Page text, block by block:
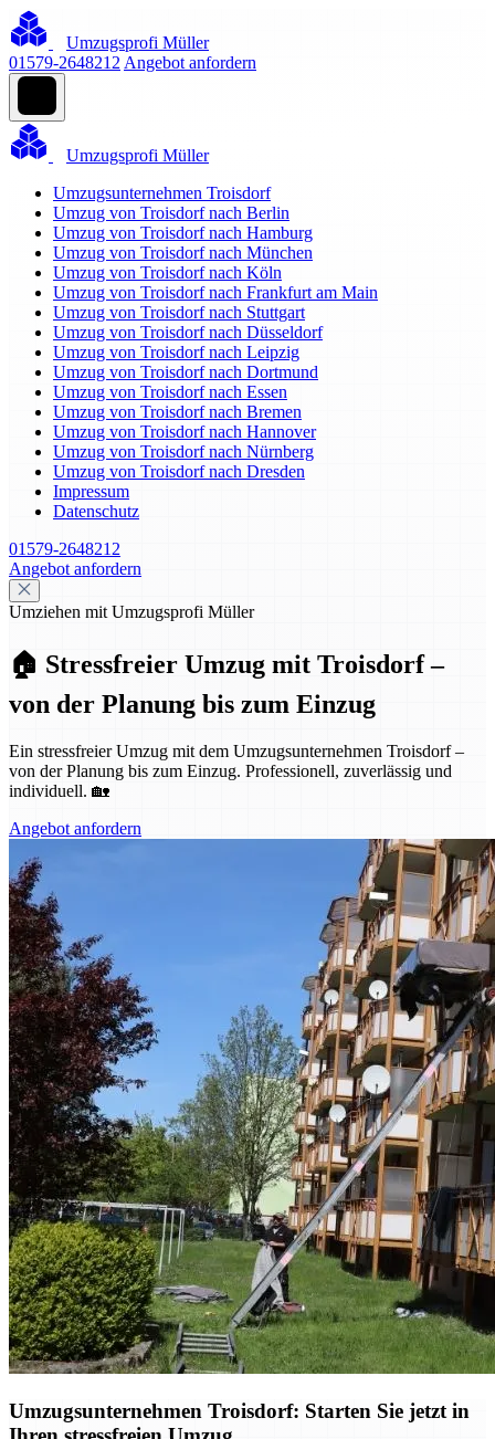
Umzugsprofi Müller
01579-2648212 Angebot anfordern
Umzugsprofi Müller
Umzugsunternehmen Troisdorf
Umzug von Troisdorf nach Berlin
Umzug von Troisdorf nach Hamburg
Umzug von Troisdorf nach München
Umzug von Troisdorf nach Köln
Umzug von Troisdorf nach Frankfurt am Main
Umzug von Troisdorf nach Stuttgart
Umzug von Troisdorf nach Düsseldorf
Umzug von Troisdorf nach Leipzig
Umzug von Troisdorf nach Dortmund
Umzug von Troisdorf nach Essen
Umzug von Troisdorf nach Bremen
Umzug von Troisdorf nach Hannover
Umzug von Troisdorf nach Nürnberg
Umzug von Troisdorf nach Dresden
Impressum
Datenschutz
01579-2648212
Angebot anfordern
Umziehen mit Umzugsprofi Müller
🏠 Stressfreier Umzug mit Troisdorf –
von der Planung bis zum Einzug
Ein stressfreier Umzug mit dem Umzugsunternehmen Troisdorf –
von der Planung bis zum Einzug. Professionell, zuverlässig und
individuell. 🏡
Angebot anfordern
Umzugsunternehmen Troisdorf: Starten Sie jetzt in